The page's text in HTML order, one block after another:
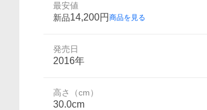
最安値
新品14,200円 商品を見る
発売日
2016年
高さ（cm）
30.0cm